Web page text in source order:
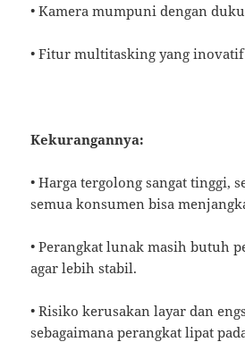
• Kamera mumpuni dengan
• Fitur multitasking yang
Kekurangannya:
• Harga tergolong sangat tinggi,
semua konsumen bisa
• Perangkat lunak masih butuh
agar lebih stabil.
• Risiko kerusakan layar dan
sebagaimana perangkat lipat